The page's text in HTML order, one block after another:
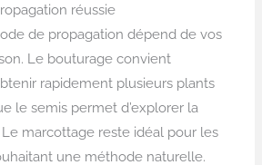
réussie
de propagation dépend de vos
Le bouturage convient
rapidement plusieurs plants
le semis permet d’explorer la
marcottage reste idéal pour les
une méthode naturelle.